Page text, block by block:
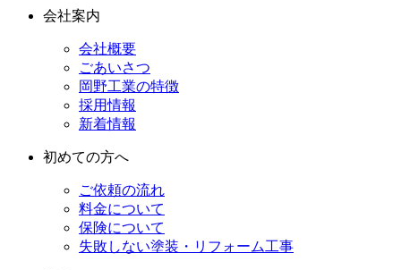
会社案内
会社概要
ごあいさつ
岡野工業の特徴
採用情報
新着情報
初めての方へ
ご依頼の流れ
料金について
保険について
失敗しない塗装・リフォーム工事